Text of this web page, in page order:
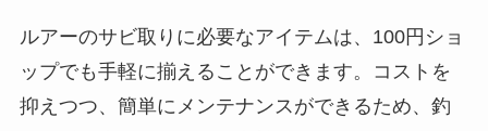
ルアーのサビ取りに必要なアイテムは、100円ショ
ップでも手軽に揃えることができます。コストを
抑えつつ、簡単にメンテナンスができるため、釣